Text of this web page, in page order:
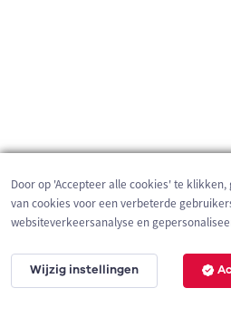
200 m
Door op 'Accepteer alle cookies' te
van cookies voor een verbeterde
websiteverkeersanalyse en
Wijzig instellingen